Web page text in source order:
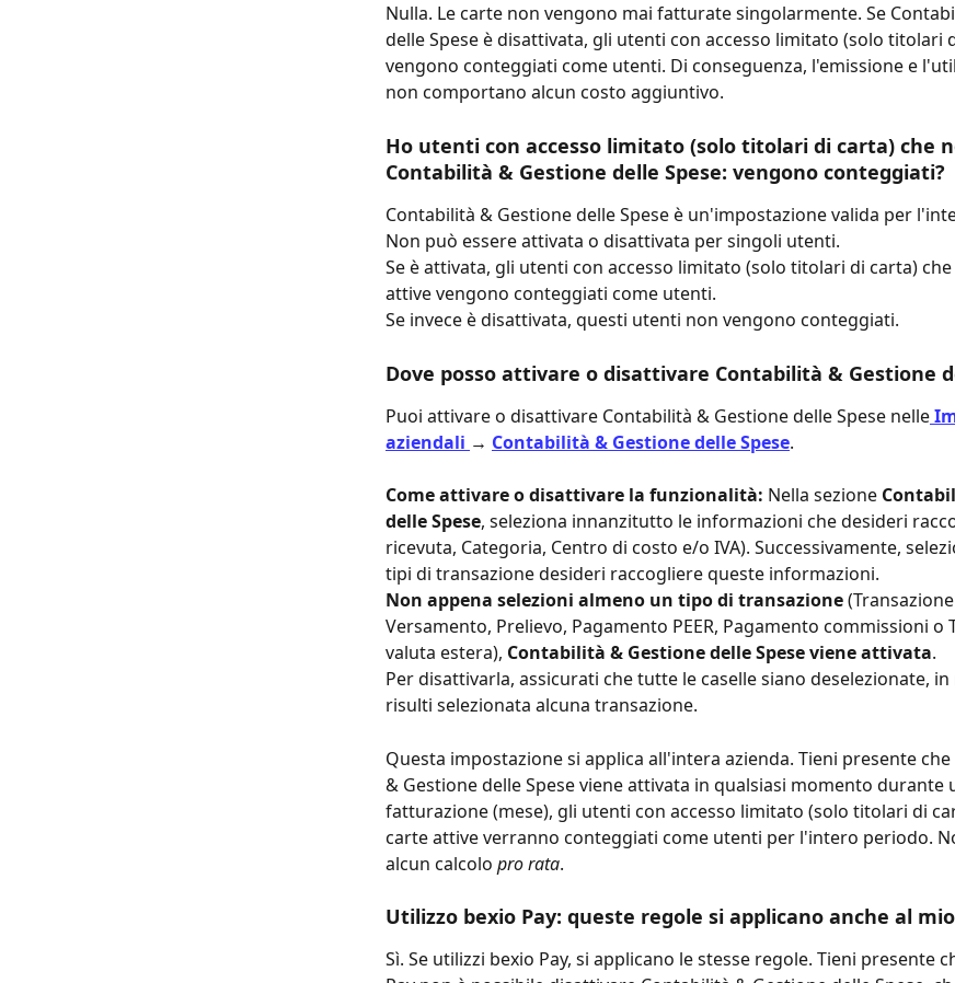
Nulla. Le carte non vengono mai fatturate singolarmente. Se
delle Spese è disattivata, gli utenti con accesso limitato (solo titolari
vengono conteggiati come utenti. Di conseguenza, l'emissione e
non comportano alcun costo aggiuntivo.
Ho utenti con accesso limitato (solo titolari di carta) che
Contabilità & Gestione delle Spese: vengono conteggiati?
Contabilità & Gestione delle Spese è un'impostazione valida per
Non può essere attivata o disattivata per singoli utenti.
Se è attivata, gli utenti con accesso limitato (solo titolari di carta)
attive vengono conteggiati come utenti.
Se invece è disattivata, questi utenti non vengono conteggiati.
Dove posso attivare o disattivare Contabilità & Gestione
Puoi attivare o disattivare Contabilità & Gestione delle Spese nelle
aziendali → Contabilità & Gestione delle Spese.
Come attivare o disattivare la funzionalità: Nella sezione
delle Spese, seleziona innanzitutto le informazioni che desideri
ricevuta, Categoria, Centro di costo e/o IVA). Successivamente,
tipi di transazione desideri raccogliere queste informazioni.
Non appena selezioni almeno un tipo di transazione
Versamento, Prelievo, Pagamento PEER, Pagamento commissioni o
valuta estera), Contabilità & Gestione delle Spese viene attivata.
Per disattivarla, assicurati che tutte le caselle siano deselezionate,
risulti selezionata alcuna transazione.
Questa impostazione si applica all'intera azienda. Tieni presente
& Gestione delle Spese viene attivata in qualsiasi momento durante
fatturazione (mese), gli utenti con accesso limitato (solo titolari di
carte attive verranno conteggiati come utenti per l'intero periodo.
alcun calcolo pro rata.
Utilizzo bexio Pay: queste regole si applicano anche al
Sì. Se utilizzi bexio Pay, si applicano le stesse regole. Tieni presente